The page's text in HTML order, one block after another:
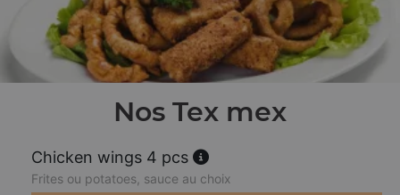
Nos Tex mex
Chicken wings 4 pcs
Frites ou potatoes, sauce au choix